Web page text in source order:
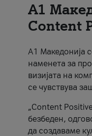
А1
Content
А1 Македонија
наменета за
визијата на
се чувствува
„Content
безбеден,
да создаваме